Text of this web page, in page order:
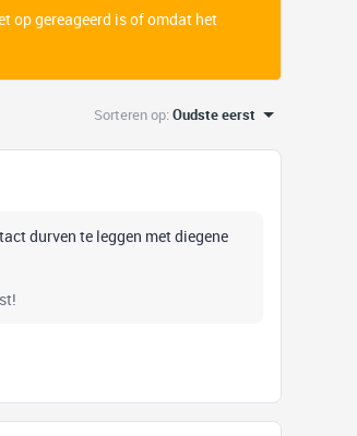
op gereageerd is of omdat het
Sorteren op:Oudste eerst
durven te leggen met diegene